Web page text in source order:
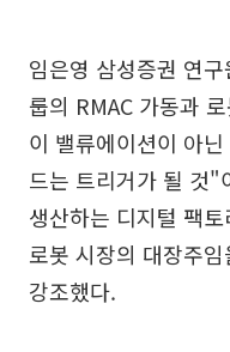
임은영 삼성증권 연
룹의 RMAC 가동과
이 밸류에이션이 아
드는 트리거가 될 것"
생산하는 디지털 팩
로봇 시장의 대장주
강조했다.